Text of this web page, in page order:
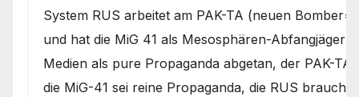
System RUS arbeitet am PAK-TA (neuen
und hat die MiG 41 als Mesosphären-Abfangjäger
Medien als pure Propaganda abgetan, der PAK-
die MiG-41 sei reine Propaganda, die RUS